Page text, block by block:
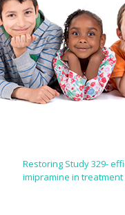
Restoring Study 329-
imipramine in